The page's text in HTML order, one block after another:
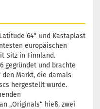
64° und Kastaplast
europäischen
Sitz in Finnland.
gegründet und brachte
Markt, die damals
hergestellt wurde.
„Originals“ hieß, zwei